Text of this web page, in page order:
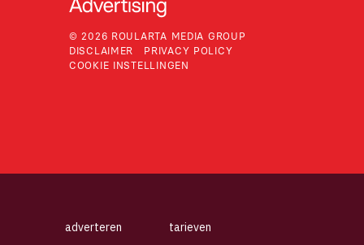
© 2026 ROULARTA MEDIA GROUP
DISCLAIMER
PRIVACY POLICY
COOKIE INSTELLINGEN
adverteren
tarieven